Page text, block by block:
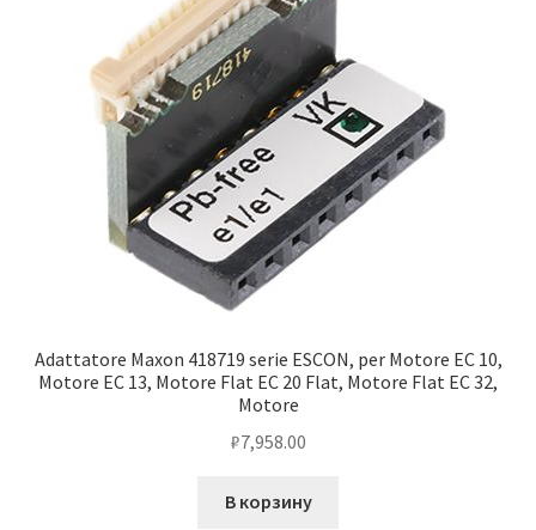
Adattatore Maxon 418719 serie ESCON, per Motore EC 10,
Motore EC 13, Motore Flat EC 20 Flat, Motore Flat EC 32,
Motore
₽7,958.00
В корзину